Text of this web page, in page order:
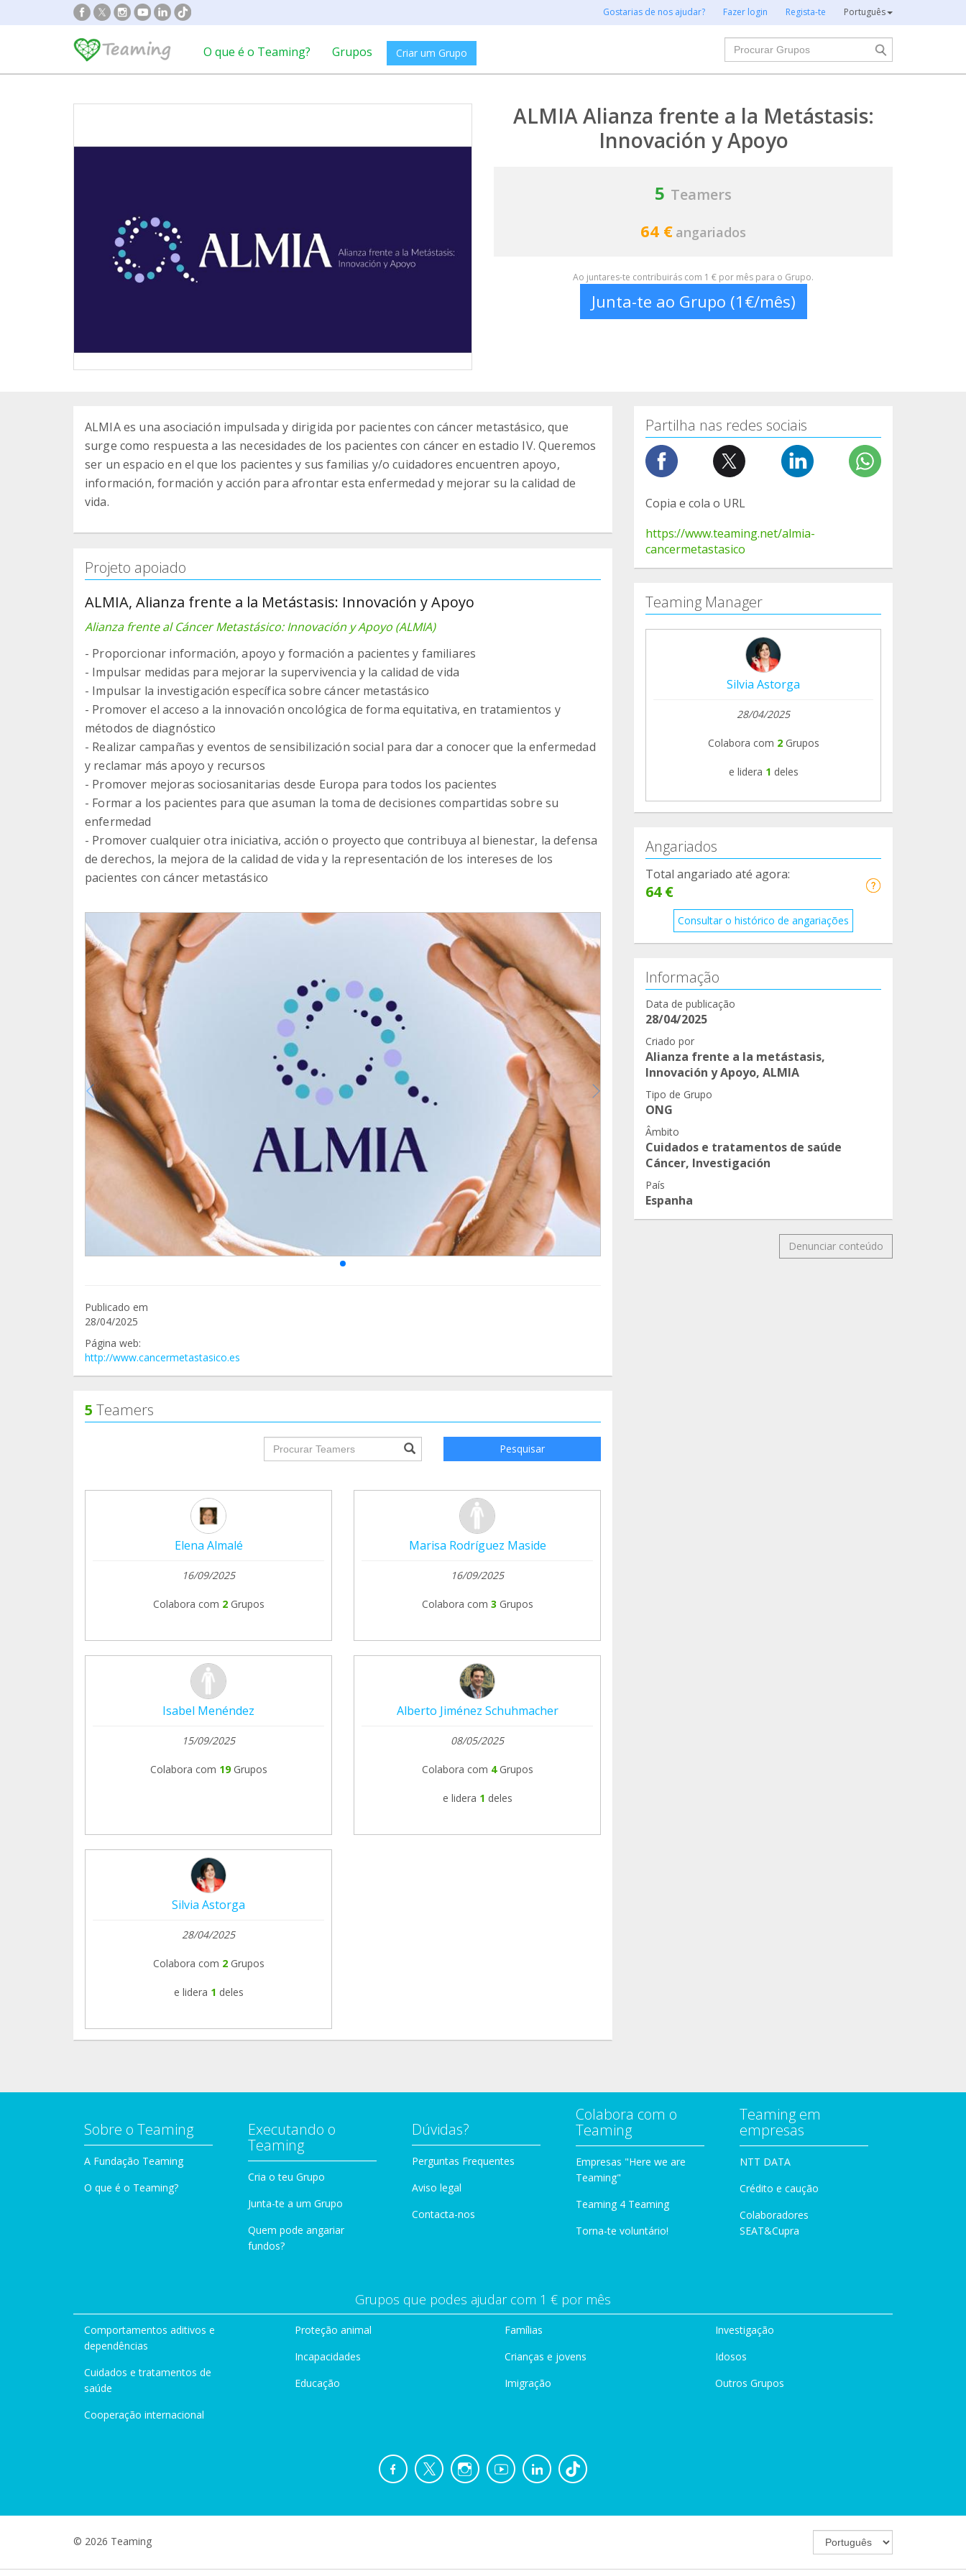
Gostarias de nos ajudar? Fazer login Regista-te Português
O que é o Teaming? Grupos Criar um Grupo
Procurar
ALMIA Alianza frente a la Metástasis:
Innovación y Apoyo
5 Teamers
64 € angariados
Ao juntares-te contribuirás com 1 € por mês para o Grupo.
Junta-te ao Grupo (1€/mês)
ALMIA es una asociación impulsada y dirigida por pacientes con cáncer metastásico, que
surge como respuesta a las necesidades de los pacientes con cáncer en estadio IV. Queremos
ser un espacio en el que los pacientes y sus familias y/o cuidadores encuentren apoyo,
información, formación y acción para afrontar esta enfermedad y mejorar su la calidad de
vida.
Projeto apoiado
ALMIA, Alianza frente a la Metástasis: Innovación y Apoyo
Alianza frente al Cáncer Metastásico: Innovación y Apoyo (ALMIA)
- Proporcionar información, apoyo y formación a pacientes y familiares
- Impulsar medidas para mejorar la supervivencia y la calidad de vida
- Impulsar la investigación específica sobre cáncer metastásico
- Promover el acceso a la innovación oncológica de forma equitativa, en tratamientos y
métodos de diagnóstico
- Realizar campañas y eventos de sensibilización social para dar a conocer que la enfermedad
y reclamar más apoyo y recursos
- Promover mejoras sociosanitarias desde Europa para todos los pacientes
- Formar a los pacientes para que asuman la toma de decisiones compartidas sobre su
enfermedad
- Promover cualquier otra iniciativa, acción o proyecto que contribuya al bienestar, la defensa
de derechos, la mejora de la calidad de vida y la representación de los intereses de los
pacientes con cáncer metastásico
Publicado em
28/04/2025
Página web:
http://www.cancermetastasico.es
5 Teamers
groupProfile.searchForm.search.text??? Pesquisar
Elena Almalé
16/09/2025
Colabora com 2 Grupos
Marisa Rodríguez Maside
16/09/2025
Colabora com 3 Grupos
Isabel Menéndez
15/09/2025
Colabora com 19 Grupos
Alberto Jiménez Schuhmacher
08/05/2025
Colabora com 4 Grupos
e lidera 1 deles
Silvia Astorga
28/04/2025
Colabora com 2 Grupos
e lidera 1 deles
Partilha nas redes sociais
Copia e cola o URL
https://www.teaming.net/almia-
cancermetastasico
Teaming Manager
Silvia Astorga
28/04/2025
Colabora com 2Grupos
e lidera 1 deles
Angariados
Total angariado até agora:
64 €
Consultar o histórico de angariações
Informação
Data de publicação
28/04/2025
Criado por
Alianza frente a la metástasis,
Innovación y Apoyo, ALMIA
Tipo de Grupo
ONG
Âmbito
Cuidados e tratamentos de saúde
Cáncer, Investigación
País
Espanha
Denunciar conteúdo
Sobre o Teaming
A Fundação Teaming
O que é o Teaming?
Executando o
Teaming
Cria o teu Grupo
Junta-te a um Grupo
Quem pode angariar
fundos?
Dúvidas?
Perguntas Frequentes
Aviso legal
Contacta-nos
Colabora com o
Teaming
Empresas "Here we are
Teaming"
Teaming 4 Teaming
Torna-te voluntário!
Teaming em
empresas
NTT DATA
Crédito e caução
Colaboradores
SEAT&Cupra
Grupos que podes ajudar com 1 € por mês
Comportamentos aditivos e
dependências
Cuidados e tratamentos de
saúde
Cooperação internacional
Proteção animal
Incapacidades
Educação
Famílias
Crianças e jovens
Imigração
Investigação
Idosos
Outros Grupos
© 2026 Teaming